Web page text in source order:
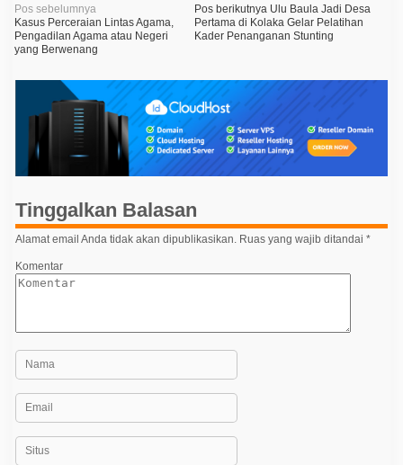
N
a
v
i
i
p
o
s
Pos sebelumnya
Kasus Perceraian Lintas Agama,
Pengadilan Agama atau Negeri
yang Berwenang
Pos berikutnyaUlu Baula Jadi Desa
Pertama di Kolaka Gelar Pelatihan
Kader Penanganan Stunting
Tinggalkan Balasan
Alamat email Anda tidak akan dipublikasikan. Ruas yang wajib ditandai *
Komentar